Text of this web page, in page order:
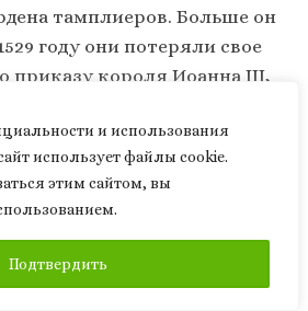
и использования
использует файлы cookie.
этим сайтом, вы
Подтвердить
тамплиеров. Больше он
году они потеряли свое
приказу короля Иоанна III,
мы потеряли этих
история, я не могу
Но то, что началось
масонские